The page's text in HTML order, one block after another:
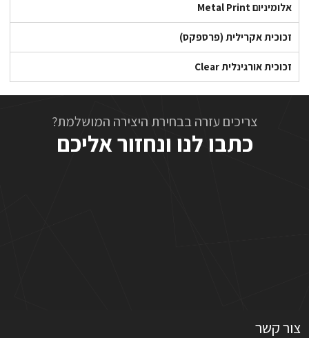
אלומיניום Metal Print
זכוכית אקרילית (פרספקס)
זכוכית אורגינלית Clear
צריכים עזרה בבחירת היצירה המושלמת?
כתבו לנו ונחזור אליכם
צור קשר